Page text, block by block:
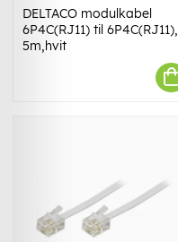
DELTACO modulkabel
6P4C(RJ11) til 6P4C(RJ11),
5m,hvit